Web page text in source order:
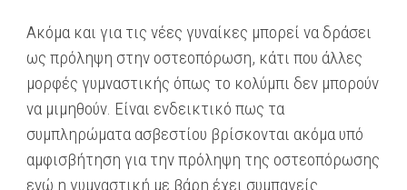
Ακόμα και για τις νέες γυναίκες μπορεί να δράσει
ως πρόληψη στην οστεοπόρωση, κάτι που άλλες
μορφές γυμναστικής όπως το κολύμπι δεν μπορούν
να μιμηθούν. Είναι ενδεικτικό πως τα
συμπληρώματα ασβεστίου βρίσκονται ακόμα υπό
αμφισβήτηση για την πρόληψη της οστεοπόρωσης
ενώ η γυμναστική με βάρη έχει συμπαγείς